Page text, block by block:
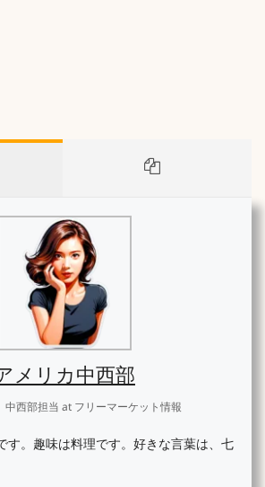
メリカ中西部
中西部担当atフリーマーケット情報
す。趣味は料理です。好きな言葉は、七